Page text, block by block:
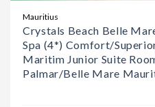
Mauritius
Crystals Beach Belle
Spa (4*) Comfort/
Maritim Junior Suite
Palmar/Belle Mare